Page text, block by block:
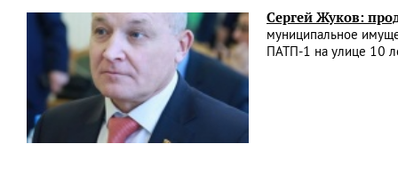
Сергей Жуков:
муниципальное
ПАТП-1 на улице 10